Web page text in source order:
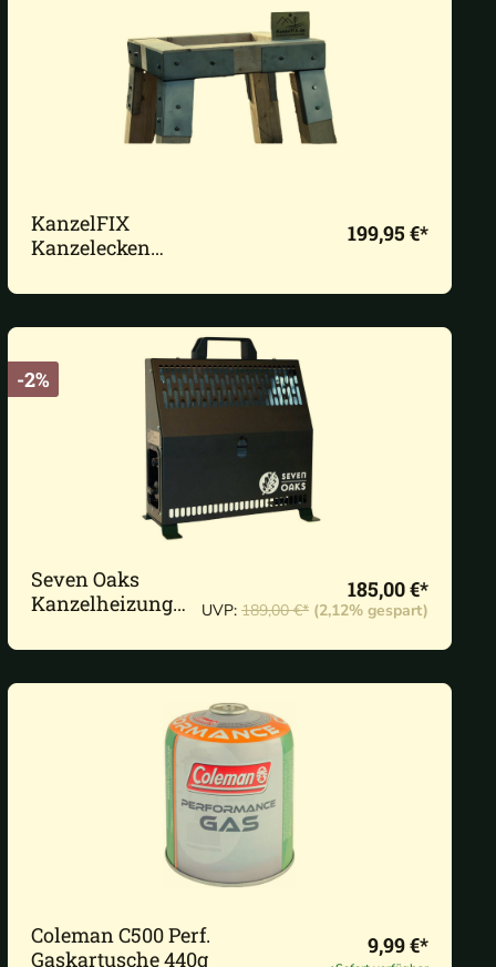
KanzelFIX
Kanzelecken
10x10cm inkl.
Schrauben-Set
199,95 €*
-2%
Seven Oaks
Kanzelheizung
185,00 €*
UVP: 189,00 €* (2,12% gespart)
Coleman C500 Perf.
Gaskartusche 440g
9,99 €*